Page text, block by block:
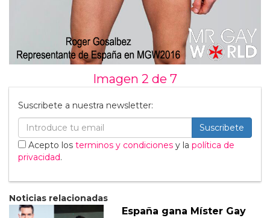
Imagen 2 de 7
Suscribete a nuestra newsletter:
Suscribete
Acepto los terminos y condiciones y la política de
privacidad.
Noticias relacionadas
España gana Míster Gay